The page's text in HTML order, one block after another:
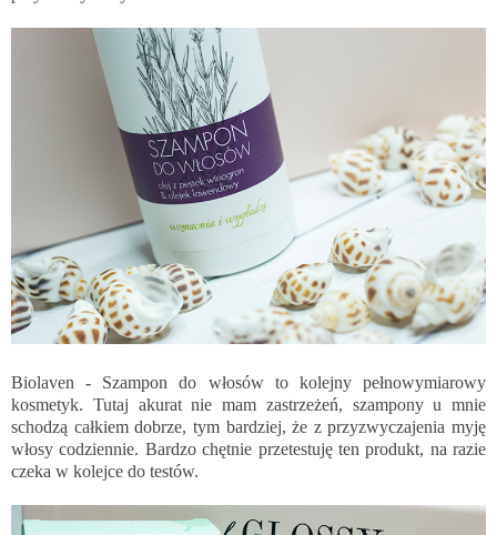
Biolaven - Szampon do włosów to kolejny pełnowymiarowy
kosmetyk. Tutaj akurat nie mam zastrzeżeń, szampony u mnie
schodzą całkiem dobrze, tym bardziej, że z przyzwyczajenia myję
włosy codziennie. Bardzo chętnie przetestuję ten produkt, na razie
czeka w kolejce do testów.